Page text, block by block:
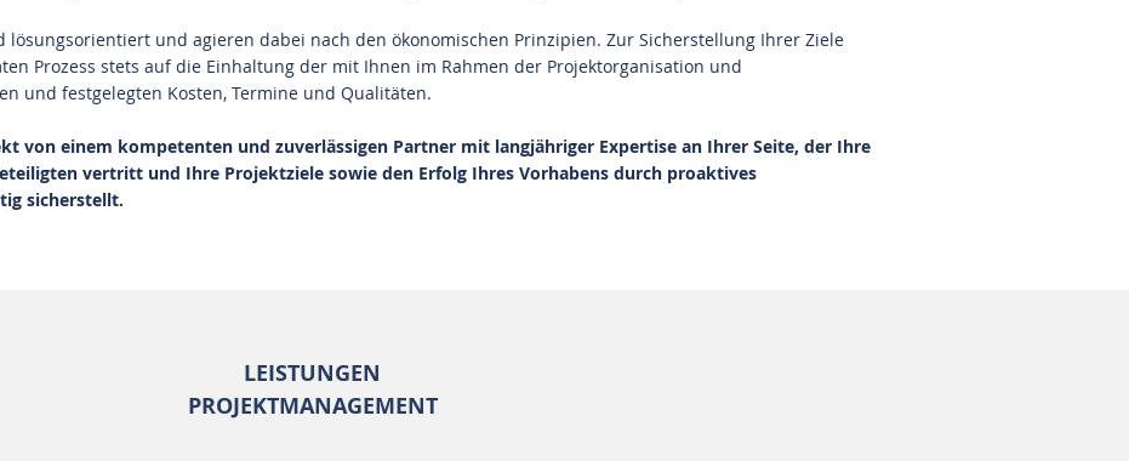
lösungsorientiert und agieren dabei nach den ökonomischen Prinzipien. Zur Sicherstellung Ihrer Ziele
Prozess stets auf die Einhaltung der mit Ihnen im Rahmen der Projektorganisation und
und festgelegten Kosten, Termine und Qualitäten.
von einem kompetenten und zuverlässigen Partner mit langjähriger Expertise an Ihrer Seite, der Ihre
vertritt und Ihre Projektziele sowie den Erfolg Ihres Vorhabens durch proaktives
sicherstellt.
LEISTUNGEN
PROJEKTMANAGEMENT